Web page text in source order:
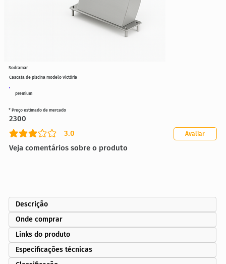
premium
Cascata de piscina modelo Victória
3.0
classificação média é 3 de 5
Veja comentários sobre o produto
Avaliar
* Preço estimado de mercado
2300
Sodramar
Descrição
Onde comprar
Links do produto
Especificações técnicas